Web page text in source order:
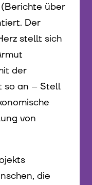
über
Der
stellt sich
der
so an – Stell
von
die